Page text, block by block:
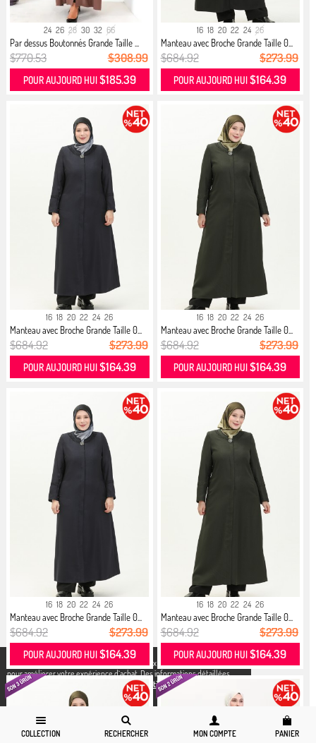
X
Nous utilisons des cookies conformément aux réglementations légales
pour améliorer votre expérience d`achat. Des informations détaillées
peuvent être consultées sur notre page,Politique de cookies
confidentialité.
COLLECTION RECHERCHER MON COMPTE PANIER
24 26 28 30 32 66
Par dessus Boutonnés Grande Taille ...
$770.53 $308.99
POUR AUJOURD HUI $185.39
16 18 20 22 24 26
Manteau avec Broche Grande Taille 0...
$684.92 $273.99
POUR AUJOURD HUI$164.39
16 18 20 22 24 26
Manteau avec Broche Grande Taille 0...
$684.92 $273.99
POUR AUJOURD HUI $164.39
16 18 20 22 24 26
Manteau avec Broche Grande Taille 0...
$684.92 $273.99
POUR AUJOURD HUI$164.39
16 18 20 22 24 26
Manteau avec Broche Grande Taille 0...
$684.92 $273.99
POUR AUJOURD HUI $164.39
16 18 20 22 24 26
Manteau avec Broche Grande Taille 0...
$684.92 $273.99
POUR AUJOURD HUI$164.39